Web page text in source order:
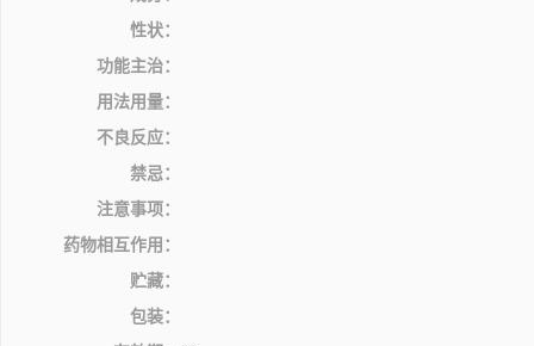
性状：
功能主治：
用法用量：
不良反应：
禁忌：
注意事项：
药物相互作用：
贮藏：
包装：